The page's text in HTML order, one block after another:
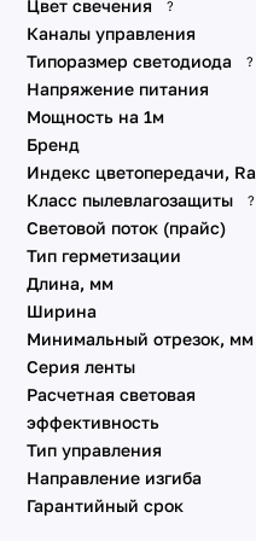
A420 24V 59mm 30 W/m с
A560 24V 85mm 40 W/m
DMX
SPI
Стабилизированные IC
Питание от сети 230V
Специализированные
Линзованные
мм
мм
Аксессуары для
Цвет свечения
?
Каналы управления
Типоразмер светодиода
?
Напряжение питания
Мощность на 1м
Бренд
Индекс цветопередачи, Ra
Класс пылевлагозащиты
?
Световой поток (прайс)
Тип герметизации
Длина, мм
Ширина
Минимальный отрезок, мм
Серия ленты
Расчетная световая
эффективность
Тип управления
Направление изгиба
Гарантийный срок